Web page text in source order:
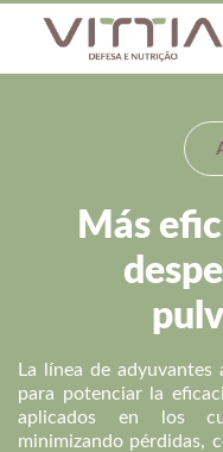
Más
La línea de
para potenciar la
aplicados en los
minimizando pérdidas,